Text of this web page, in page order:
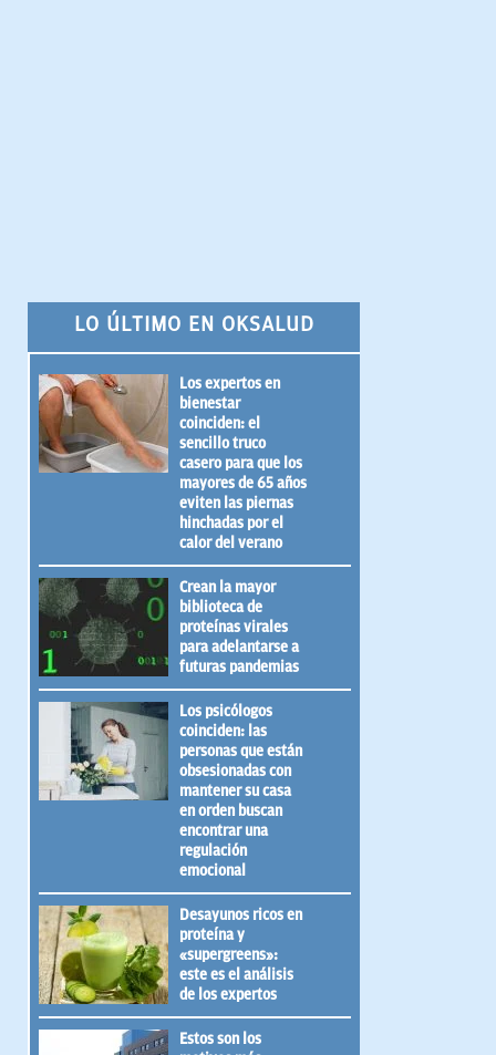
LO ÚLTIMO EN OKSALUD
Los expertos en
bienestar
coinciden: el
sencillo truco
casero para que los
mayores de 65 años
eviten las piernas
hinchadas por el
calor del verano
Crean la mayor
biblioteca de
proteínas virales
para adelantarse a
futuras pandemias
Los psicólogos
coinciden: las
personas que están
obsesionadas con
mantener su casa
en orden buscan
encontrar una
regulación
emocional
Desayunos ricos en
proteína y
«supergreens»:
este es el análisis
de los expertos
Estos son los